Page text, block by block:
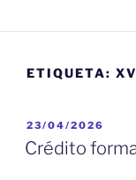
ETIQUETA:
PUBLICADO
EL
23/04/2026
Crédito